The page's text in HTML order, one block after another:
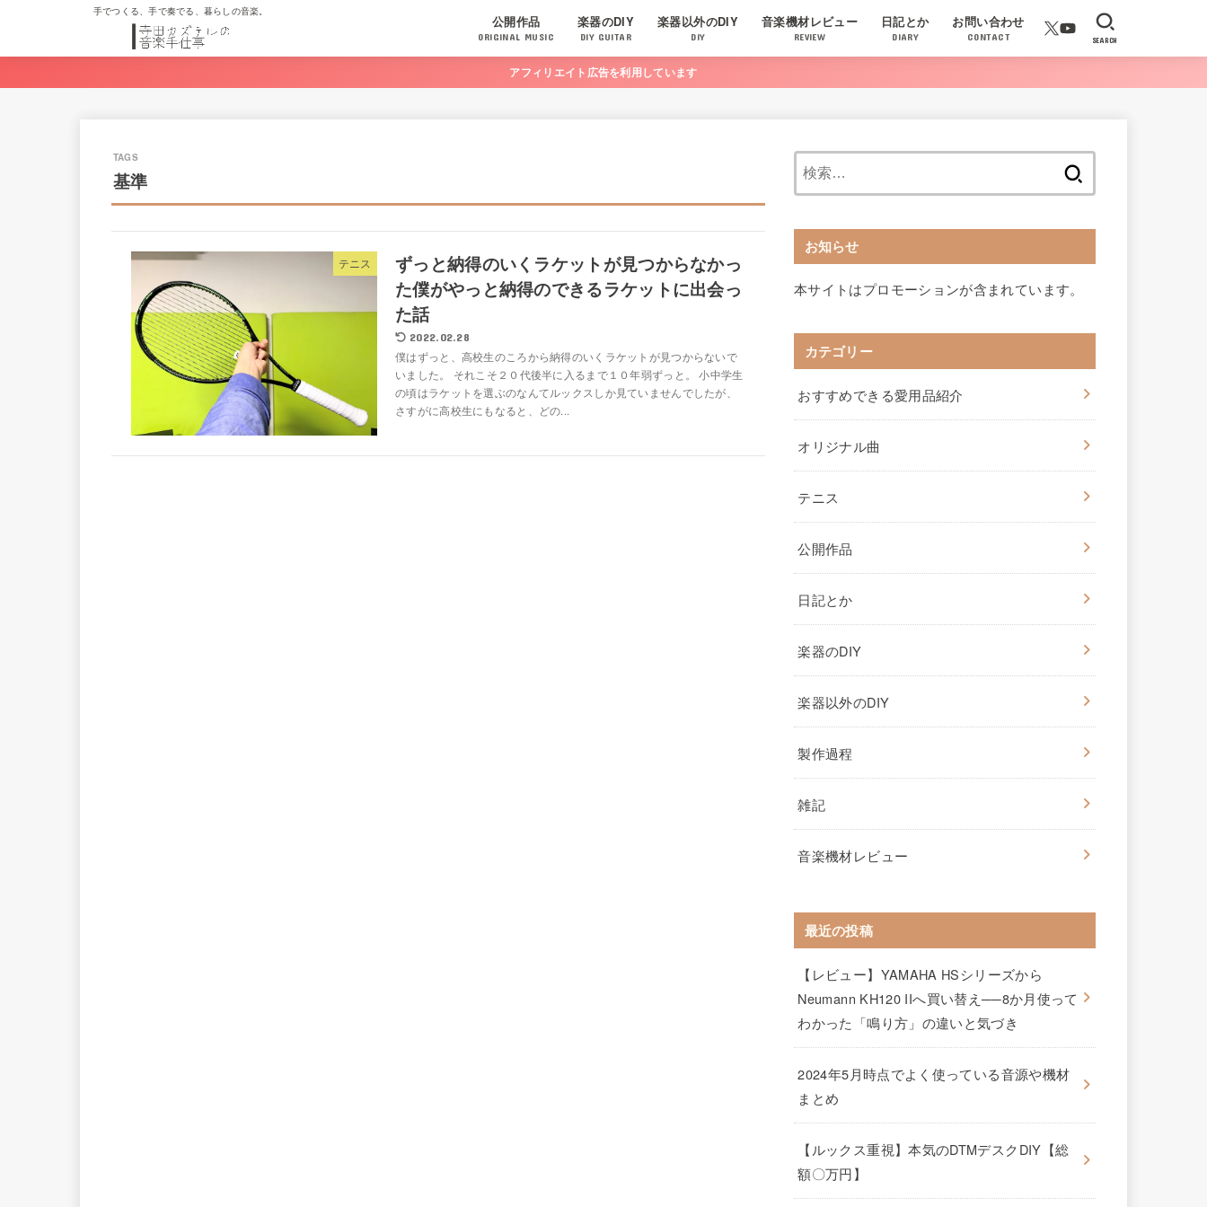
手でつくる、手で奏でる、暮らしの音楽。
公開作品
ORIGINAL MUSIC
楽器のDIY
DIY GUITAR
楽器以外のDIY
DIY
音楽機材レビュー
REVIEW
日記とか
DIARY
お問い合わせ
CONTACT SEARCH
アフィリエイト広告を利用しています
基準
テニス
ずっと納得のいくラケットが見つからなかっ
た僕がやっと納得のできるラケットに出会っ
た話
2022.02.28
僕はずっと、高校生のころから納得のいくラケットが見つからないで
いました。 それこそ２０代後半に入るまで１０年弱ずっと。 小中学生
の頃はラケットを選ぶのなんてルックスしか見ていませんでしたが、
さすがに高校生にもなると、どの...
お知らせ
本サイトはプロモーションが含まれています。
カテゴリー
おすすめできる愛用品紹介
オリジナル曲
テニス
公開作品
日記とか
楽器のDIY
楽器以外のDIY
製作過程
雑記
音楽機材レビュー
最近の投稿
【レビュー】YAMAHA HSシリーズから
Neumann KH120 IIへ買い替え──8か月使って
わかった「鳴り方」の違いと気づき
2024年5月時点でよく使っている音源や機材
まとめ
【ルックス重視】本気のDTMデスクDIY【総
額〇万円】